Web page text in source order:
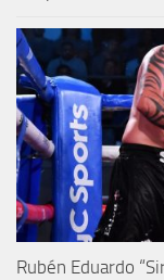
Rubén Eduardo